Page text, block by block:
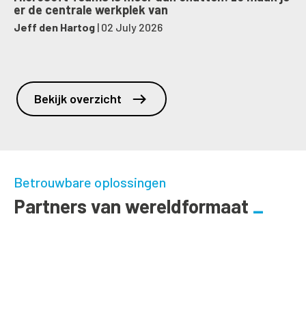
er de centrale werkplek van
Jeff den Hartog | 02 July 2026
Bekijk overzicht
Betrouwbare oplossingen
Partners van wereldformaat